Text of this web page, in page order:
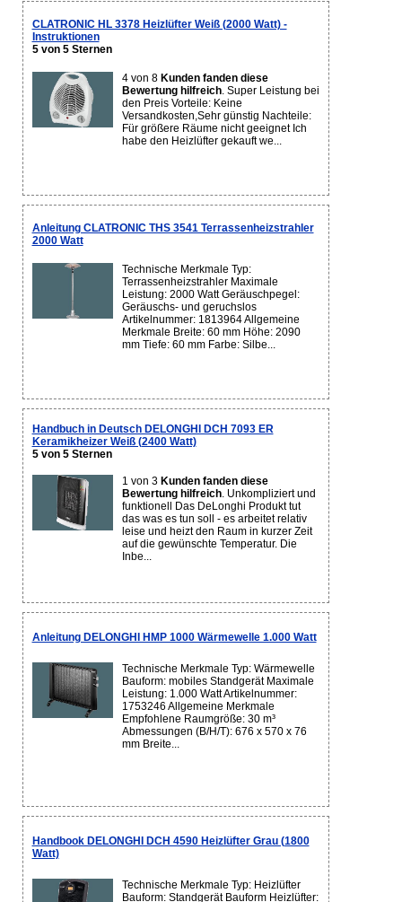
CLATRONIC HL 3378 Heizlüfter Weiß (2000 Watt) -
Instruktionen
5 von 5 Sternen
4 von 8 Kunden fanden diese
Bewertung hilfreich. Super Leistung bei
den Preis Vorteile: Keine
Versandkosten,Sehr günstig Nachteile:
Für größere Räume nicht geeignet Ich
habe den Heizlüfter gekauft we...
Anleitung CLATRONIC THS 3541 Terrassenheizstrahler
2000 Watt
Technische Merkmale Typ:
Terrassenheizstrahler Maximale
Leistung: 2000 Watt Geräuschpegel:
Geräuschs- und geruchslos
Artikelnummer: 1813964 Allgemeine
Merkmale Breite: 60 mm Höhe: 2090
mm Tiefe: 60 mm Farbe: Silbe...
Handbuch in Deutsch DELONGHI DCH 7093 ER
Keramikheizer Weiß (2400 Watt)
5 von 5 Sternen
1 von 3 Kunden fanden diese
Bewertung hilfreich. Unkompliziert und
funktionell Das DeLonghi Produkt tut
das was es tun soll - es arbeitet relativ
leise und heizt den Raum in kurzer Zeit
auf die gewünschte Temperatur. Die
Inbe...
Anleitung DELONGHI HMP 1000 Wärmewelle 1.000 Watt
Technische Merkmale Typ: Wärmewelle
Bauform: mobiles Standgerät Maximale
Leistung: 1.000 Watt Artikelnummer:
1753246 Allgemeine Merkmale
Empfohlene Raumgröße: 30 m³
Abmessungen (B/H/T): 676 x 570 x 76
mm Breite...
Handbook DELONGHI DCH 4590 Heizlüfter Grau (1800
Watt)
Technische Merkmale Typ: Heizlüfter
Bauform: Standgerät Bauform Heizlüfter: